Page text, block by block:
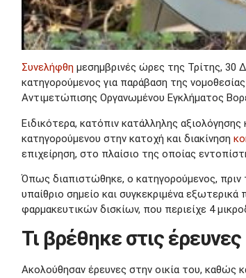
Συνελήφθη μεσημβρινές ώρες της Τρίτης, 30
κατηγορούμενος για παράβαση της
Αντιμετώπισης Οργανωμένου Εγκλήματος
Ειδικότερα, κατόπιν κατάλληλης
κατηγορούμενου στην κατοχή και διακίνηση
επιχείρηση, στο πλαίσιο της οποίας
Όπως διαπιστώθηκε, ο κατηγορούμενος, πριν
υπαίθριο σημείο και συγκεκριμένα
φαρμακευτικών δισκίων, που περιείχε 4
Τι βρέθηκε στις έρευνες
Ακολούθησαν έρευνες στην οικία του, καθώς